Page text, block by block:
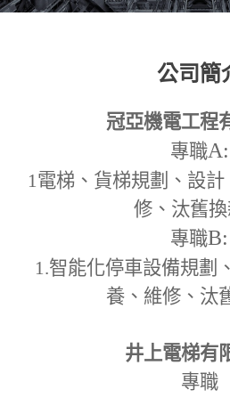
公司簡
冠亞機電工程
專職A:
1電梯、貨梯規劃、設計
修、汰舊換
專職B:
1.智能化停車設備規劃
養、維修、汰
井上電梯有
專職